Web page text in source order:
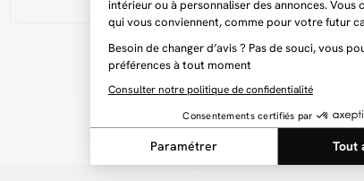
24 articles sur 35
Voir plus d'articles